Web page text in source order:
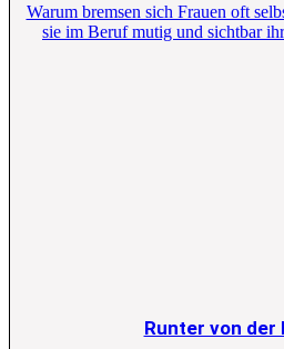
Warum bremsen sich Frauen oft
sie im Beruf mutig und sichtbar
Runter von der